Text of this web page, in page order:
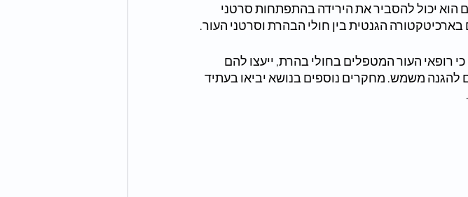
הוא יכול להסביר את הירידה בהתפתחות סרטני
הגנטית בין חולי הבהרת וסרטני העור.
רופאי העור המטפלים בחולי בהרת, ייעצו להם
משמש. מחקרים נוספים בנושא יביאו בעתיד